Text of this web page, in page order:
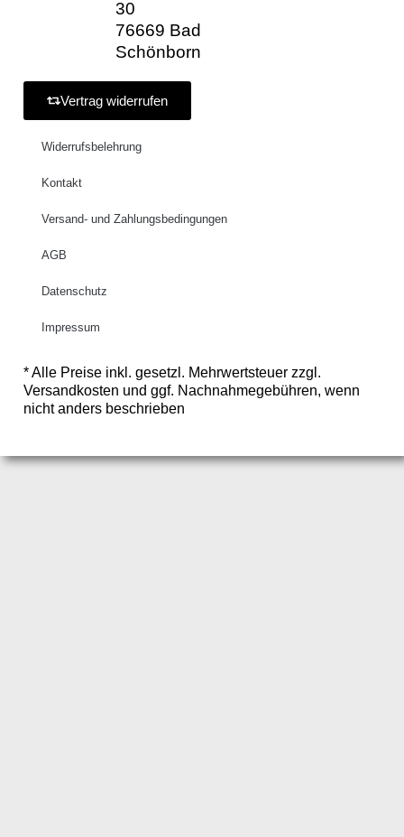
30
76669 Bad
Schönborn
Vertrag widerrufen
Widerrufsbelehrung
Kontakt
Versand- und Zahlungsbedingungen
AGB
Datenschutz
Impressum
* Alle Preise inkl. gesetzl. Mehrwertsteuer zzgl.
Versandkosten und ggf. Nachnahmegebühren, wenn
nicht anders beschrieben